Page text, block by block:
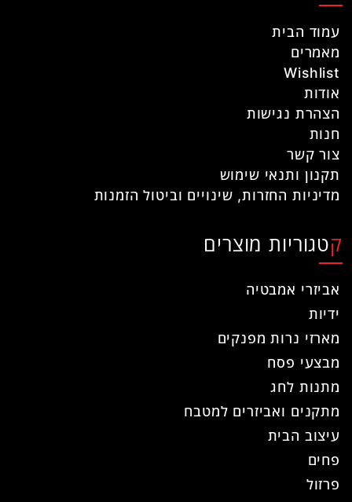
עמוד הבית
מאמרים
Wishlist
אודות
הצהרת נגישות
חנות
צור קשר
תקנון ותנאי שימוש
מדיניות החזרות, שינויים וביטול הזמנות
קטגוריות מוצרים
אביזרי אמבטיה
ידיות
מארזי נרות מפנקים
מבצעי פסח
מתנות לחג
מתקנים ואביזרים למטבח
עיצוב הבית
פחים
פרזול